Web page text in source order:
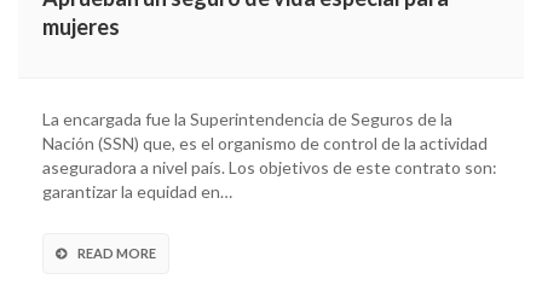
mujeres
La encargada fue la Superintendencia de Seguros de la
Nación (SSN) que, es el organismo de control de la actividad
aseguradora a nivel país. Los objetivos de este contrato son:
garantizar la equidad en…
READ MORE